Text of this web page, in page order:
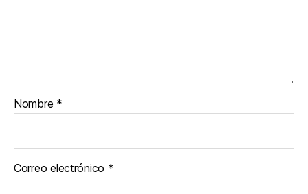
Nombre *
Correo electrónico *